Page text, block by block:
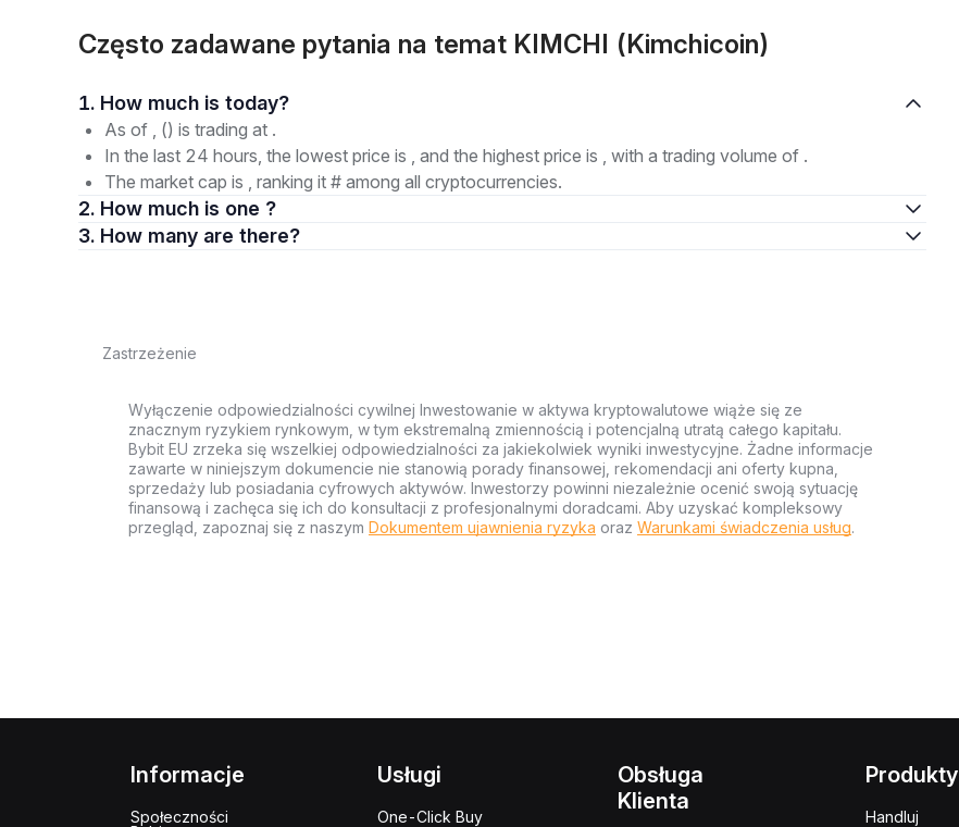
Często zadawane pytania na temat KIMCHI (Kimchicoin)
1. How much is today?
As of , () is trading at .
In the last 24 hours, the lowest price is , and the highest price is , with a trading volume of .
The market cap is , ranking it # among all cryptocurrencies.
2. How much is one ?
3. How many are there?
Zastrzeżenie
Wyłączenie odpowiedzialności cywilnej Inwestowanie w aktywa kryptowalutowe wiąże się ze
znacznym ryzykiem rynkowym, w tym ekstremalną zmiennością i potencjalną utratą całego kapitału.
Bybit EU zrzeka się wszelkiej odpowiedzialności za jakiekolwiek wyniki inwestycyjne. Żadne informacje
zawarte w niniejszym dokumencie nie stanowią porady finansowej, rekomendacji ani oferty kupna,
sprzedaży lub posiadania cyfrowych aktywów. Inwestorzy powinni niezależnie ocenić swoją sytuację
finansową i zachęca się ich do konsultacji z profesjonalnymi doradcami. Aby uzyskać kompleksowy
przegląd, zapoznaj się z naszym Dokumentem ujawnienia ryzyka oraz Warunkami świadczenia usług.
Informacje
Społeczności
Usługi
One-Click Buy
Obsługa
Klienta
Produkty
Handluj